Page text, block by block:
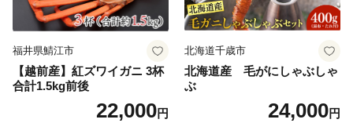
福井県鯖江市
【越前産】紅ズワイガニ 3杯
合計1.5kg前後
22,000円
北海道千歳市
北海道産 毛がにしゃぶしゃ
ぶ
24,000円